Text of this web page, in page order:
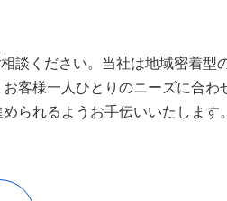
ください。当社は地域密着型
客様一人ひとりのニーズに合
られるようお手伝いいたします